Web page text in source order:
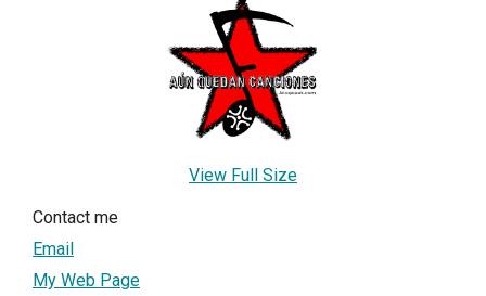
View Full Size
Contact me
Email
My Web Page